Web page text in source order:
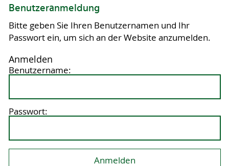
Benutzeranmeldung
Bitte geben Sie Ihren Benutzernamen und Ihr
Passwort ein, um sich an der Website anzumelden.
Anmelden
Benutzername:
Passwort: